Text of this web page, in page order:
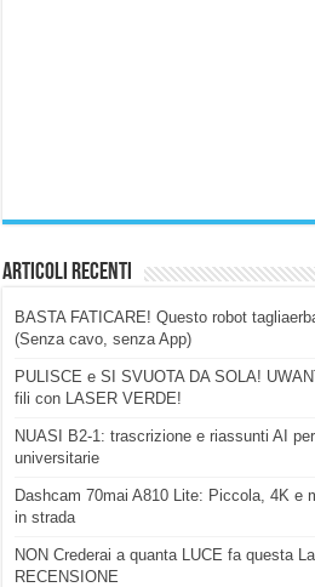
Articoli Recenti
BASTA FATICARE! Questo robot
(Senza cavo, senza App)
PULISCE e SI SVUOTA DA SOLA!
fili con LASER VERDE!
NUASI B2-1: trascrizione e riassunti AI
universitarie
Dashcam 70mai A810 Lite: Piccola, 4K e
in strada
NON Crederai a quanta LUCE fa questa
RECENSIONE